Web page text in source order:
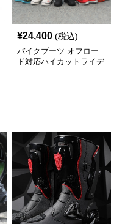
¥24,400 (税込)
バイクブーツ オフロー
ド対応ハイカットライデ